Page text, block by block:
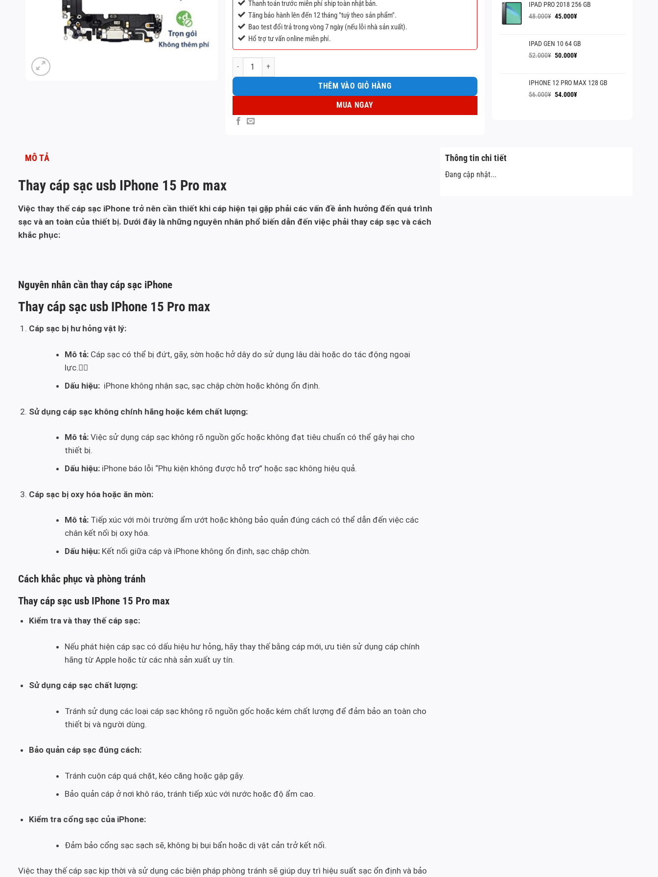
Thanh toán trước miễn phí ship toàn nhật bản.
Tăng bảo hành lên đến 12 tháng "tuỳ theo sản phẩm".
Bao test đổi trả trong vòng 7 ngày (nếu lỗi nhà sản xuất).
Hổ trợ tư vấn online miễn phí.
Thay cáp sạc usb IPhone 15 Pro max số lượng
THÊM VÀO GIỎ HÀNG
MUA NGAY
60.000¥.là:
55.000¥.
IPAD PRO 2018 256 GB
48.000¥ Giá
48.000¥.
45.000¥Giá
là:
45.000¥.
IPAD GEN 10 64 GB
52.000¥ Giá
52.000¥.
50.000¥Giá
là:
50.000¥.
IPHONE 12 PRO MAX 128 GB
56.000¥ Giá
54.000¥Giá
MÔ TẢ
Thay cáp sạc usb IPhone 15 Pro max
Việc thay thế cáp sạc iPhone trở nên cần thiết khi cáp hiện tại gặp phải các vấn đề ảnh hưởng đến quá trình
sạc và an toàn của thiết bị. Dưới đây là những nguyên nhân phổ biến dẫn đến việc phải thay cáp sạc và cách
khắc phục:
Nguyên nhân cần thay cáp sạc iPhone
Thay cáp sạc usb IPhone 15 Pro max
Cáp sạc bị hư hỏng vật lý:
Mô tả: Cáp sạc có thể bị đứt, gãy, sờn hoặc hở dây do sử dụng lâu dài hoặc do tác động ngoại
lực.
Dấu hiệu: iPhone không nhận sạc, sạc chập chờn hoặc không ổn định.
Sử dụng cáp sạc không chính hãng hoặc kém chất lượng:
Mô tả: Việc sử dụng cáp sạc không rõ nguồn gốc hoặc không đạt tiêu chuẩn có thể gây hại cho
thiết bị.
Dấu hiệu: iPhone báo lỗi “Phụ kiện không được hỗ trợ” hoặc sạc không hiệu quả.
Cáp sạc bị oxy hóa hoặc ăn mòn:
Mô tả: Tiếp xúc với môi trường ẩm ướt hoặc không bảo quản đúng cách có thể dẫn đến việc các
chân kết nối bị oxy hóa.
Dấu hiệu: Kết nối giữa cáp và iPhone không ổn định, sạc chập chờn.
Cách khắc phục và phòng tránh
Thay cáp sạc usb IPhone 15 Pro max
Kiểm tra và thay thế cáp sạc:
Nếu phát hiện cáp sạc có dấu hiệu hư hỏng, hãy thay thế bằng cáp mới, ưu tiên sử dụng cáp chính
hãng từ Apple hoặc từ các nhà sản xuất uy tín.
Sử dụng cáp sạc chất lượng:
Tránh sử dụng các loại cáp sạc không rõ nguồn gốc hoặc kém chất lượng để đảm bảo an toàn cho
thiết bị và người dùng.
Bảo quản cáp sạc đúng cách:
Tránh cuộn cáp quá chặt, kéo căng hoặc gập gãy.
Bảo quản cáp ở nơi khô ráo, tránh tiếp xúc với nước hoặc độ ẩm cao.
Kiểm tra cổng sạc của iPhone:
Đảm bảo cổng sạc sạch sẽ, không bị bụi bẩn hoặc dị vật cản trở kết nối.
Việc thay thế cáp sạc kịp thời và sử dụng các biện pháp phòng tránh sẽ giúp duy trì hiệu suất sạc ổn định và bảo
Thông tin chi tiết
Đang cập nhật...